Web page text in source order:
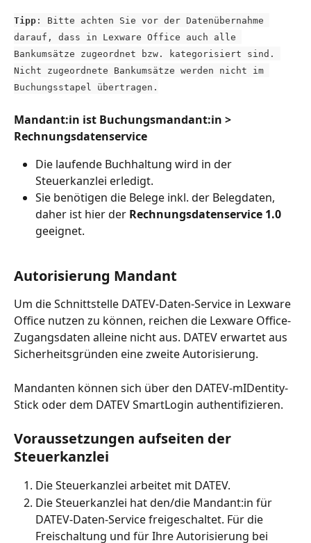
Tipp : Bitte achten Sie vor der Datenübernahme
darauf, dass in Lexware Office auch alle
Bankumsätze zugeordnet bzw. kategorisiert sind.
Nicht zugeordnete Bankumsätze werden nicht im
Buchungsstapel übertragen.
Mandant:in ist Buchungsmandant:in >
Rechnungsdatenservice
Die laufende Buchhaltung wird in der
Steuerkanzlei erledigt.
Sie benötigen die Belege inkl. der Belegdaten,
daher ist hier der Rechnungsdatenservice 1.0
geeignet.
Autorisierung Mandant
Um die Schnittstelle DATEV-Daten-Service in Lexware
Office nutzen zu können, reichen die Lexware Office-
Zugangsdaten alleine nicht aus. DATEV erwartet aus
Sicherheitsgründen eine zweite Autorisierung.
Mandanten können sich über den DATEV-mIDentity-
Stick oder dem DATEV SmartLogin authentifizieren.
Voraussetzungen aufseiten der
Steuerkanzlei
Die Steuerkanzlei arbeitet mit DATEV.
Die Steuerkanzlei hat den/die Mandant:in für
DATEV-Daten-Service freigeschaltet. Für die
Freischaltung und für Ihre Autorisierung bei